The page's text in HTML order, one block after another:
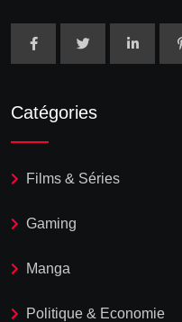
Catégories
Films & Séries
Gaming
Manga
Politique & Economie